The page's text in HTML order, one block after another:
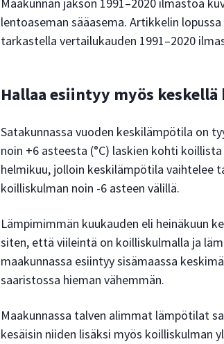
lentoaseman sääasema. Artikkelin
tarkastella vertailukauden 1991–2020
Hallaa esiintyy myös keskellä
Satakunnassa vuoden keskilämpötila on
noin +6 asteesta (°C) laskien kohti
helmikuu, jolloin keskilämpötila vaihtelee
koilliskulman noin -6 asteen välillä.
Lämpimimmän kuukauden eli heinäkuun
siten, että viileintä on koilliskulmalla ja
maakunnassa esiintyy sisämaassa
saaristossa hieman vähemmän.
Maakunnassa talven alimmat lämpötilat
kesäisin niiden lisäksi myös koilliskulman